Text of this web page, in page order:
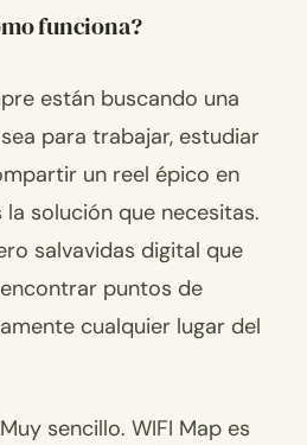
funciona?
están buscando una
para trabajar, estudiar
un reel épico en
la solución que necesitas.
salvavidas digital que
puntos de
cualquier lugar del
sencillo. WIFI Map es